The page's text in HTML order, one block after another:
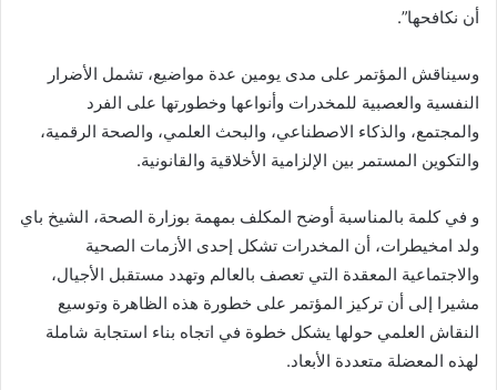
أن نكافحها”.
وسيناقش المؤتمر على مدى يومين عدة مواضيع، تشمل الأضرار
النفسية والعصبية للمخدرات وأنواعها وخطورتها على الفرد
والمجتمع، والذكاء الاصطناعي، والبحث العلمي، والصحة الرقمية،
والتكوين المستمر بين الإلزامية الأخلاقية والقانونية.
و في كلمة بالمناسبة أوضح المكلف بمهمة بوزارة الصحة، الشيخ باي
ولد امخيطرات، أن المخدرات تشكل إحدى الأزمات الصحية
والاجتماعية المعقدة التي تعصف بالعالم وتهدد مستقبل الأجيال،
مشيرا إلى أن تركيز المؤتمر على خطورة هذه الظاهرة وتوسيع
النقاش العلمي حولها يشكل خطوة في اتجاه بناء استجابة شاملة
لهذه المعضلة متعددة الأبعاد.